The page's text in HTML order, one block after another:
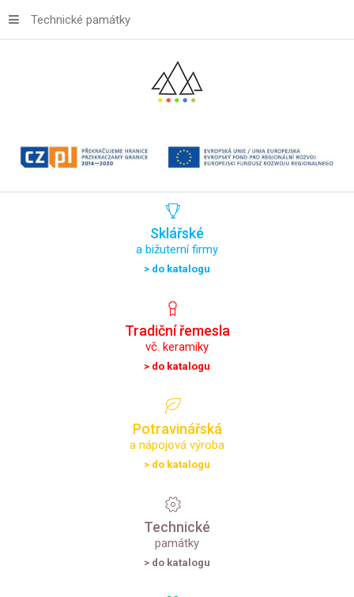
Technické památky
Sklářské
a bižuterní firmy
> do katalogu
Tradiční řemesla
vč. keramiky
> do katalogu
Potravinářská
a nápojová výroba
> do katalogu
Technické
památky
> do katalogu